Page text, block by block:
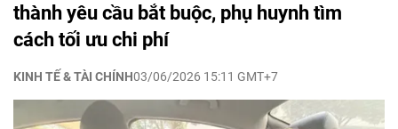
thành yêu cầu bắt buộc, phụ huynh tìm
cách tối ưu chi phí
KINH TẾ & TÀI CHÍNH03/06/2026 15:11 GMT+7